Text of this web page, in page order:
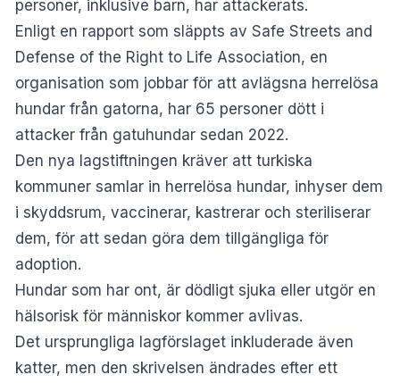
personer, inklusive barn, har attackerats.
Enligt en rapport som släppts av Safe Streets and
Defense of the Right to Life Association, en
organisation som jobbar för att avlägsna herrelösa
hundar från gatorna, har 65 personer dött i
attacker från gatuhundar sedan 2022.
Den nya lagstiftningen kräver att turkiska
kommuner samlar in herrelösa hundar, inhyser dem
i skyddsrum, vaccinerar, kastrerar och steriliserar
dem, för att sedan göra dem tillgängliga för
adoption.
Hundar som har ont, är dödligt sjuka eller utgör en
hälsorisk för människor kommer avlivas.
Det ursprungliga lagförslaget inkluderade även
katter, men den skrivelsen ändrades efter ett